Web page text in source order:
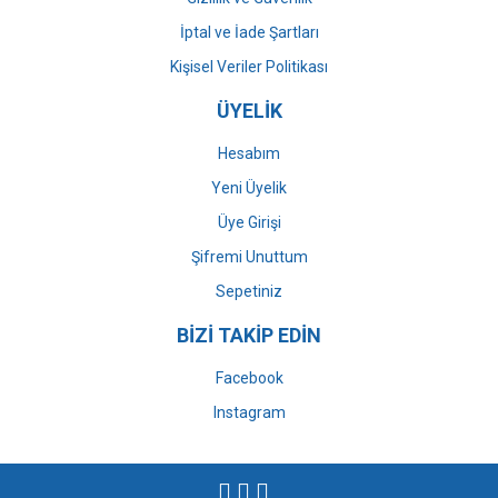
İptal ve İade Şartları
Kişisel Veriler Politikası
ÜYELİK
Hesabım
Yeni Üyelik
Üye Girişi
Şifremi Unuttum
Sepetiniz
BİZİ TAKİP EDİN
Facebook
Instagram